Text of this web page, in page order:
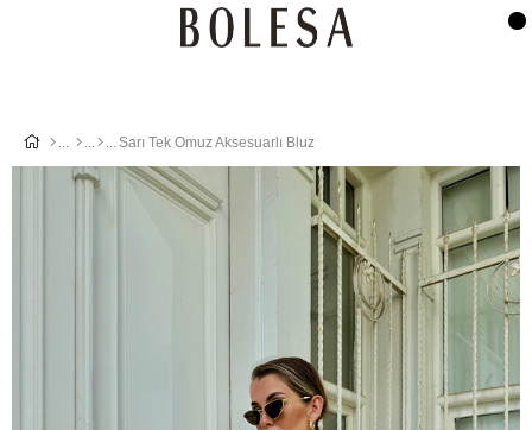
Sarı Tek Omuz Aksesuarlı Bluz